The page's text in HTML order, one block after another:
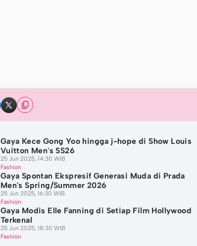
Gaya Kece Gong Yoo hingga j-hope di Show Louis
Vuitton Men's SS26
25 Jun 2025, 14:30 WIB
Fashion
Gaya Spontan Ekspresif Generasi Muda di Prada
Men's Spring/Summer 2026
25 Jun 2025, 16:30 WIB
Fashion
Gaya Modis Elle Fanning di Setiap Film Hollywood
Terkenal
25 Jun 2025, 18:30 WIB
Fashion